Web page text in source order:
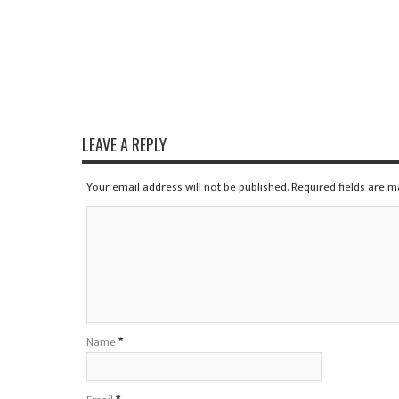
LEAVE A REPLY
Your email address will not be published. Required fields are
Name*